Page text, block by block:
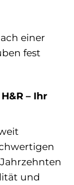
einer
fest
– Ihr
und